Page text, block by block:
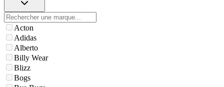
Acton
Adidas
Alberto
Billy Wear
Blizz
Bogs